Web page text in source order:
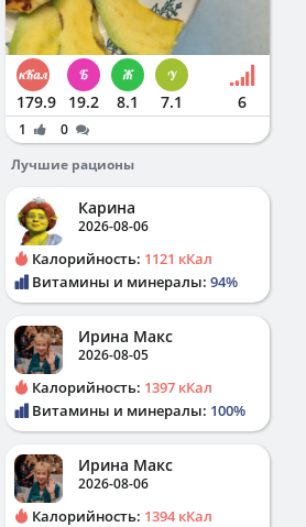
179.9 19.2 8.1 7.1 6
1
0
Лучшие рационы
Карина
2026-08-06
Калорийность: 1121 кКал
Витамины и минералы: 94%
Ирина Макс
2026-08-05
Калорийность: 1397 кКал
Витамины и минералы: 100%
Ирина Макс
2026-08-06
Калорийность: 1394 кКал